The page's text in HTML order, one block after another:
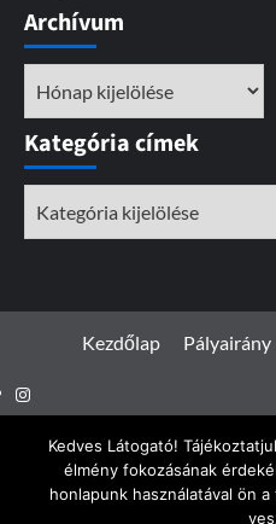
Archívum
Kategória címek
Kezdőlap Pályairány
Instagram
Kedves Látogató!
élmény fokozásának
honlapunk használatával ön